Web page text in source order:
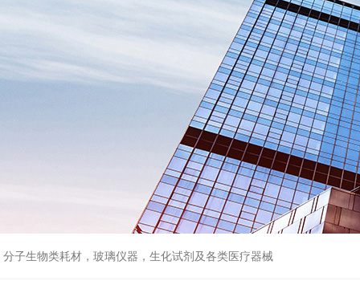
子生物类耗材，玻璃仪器，生化试剂及各类医疗器械